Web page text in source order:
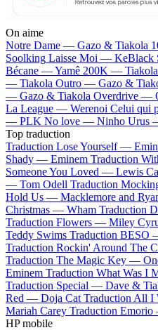
On aime
Notre Dame — Gazo & Tiakola
Soolking Laisse Moi — KeBlack
Bécane —Yamê 200K — Tiakola
— Tiakola Outro — Gazo &
— Gazo & Tiakola Overdrive —
La League — Werenoi Celui qui
— PLK No love — Ninho Urus
Top traduction
Traduction Lose Yourself —
Shady — Eminem Traduction
Someone You Loved — Lewis
— Tom Odell Traduction
Hold Us — Macklemore and
Christmas — Wham Traduction
Traduction Flowers — Miley
Teddy Swims Traduction BESO
Traduction Rockin' Around The
Traduction The Magic Key —
Eminem Traduction What Was I
Traduction Special — Dave &
Red — Doja Cat Traduction All I
Mariah Carey Traduction
HP mobile